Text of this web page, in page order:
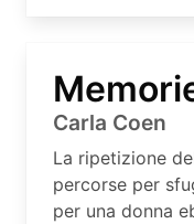
Carla Coen
La ripetizione
percorse per
per una donna